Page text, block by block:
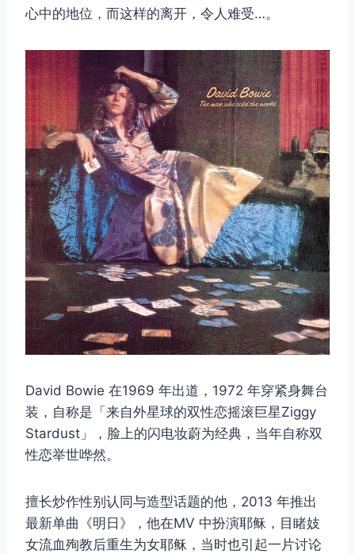
心中的地位，而这样的离开，令人难受…。
David Bowie 在1969 年出道，1972 年穿紧身舞台
装，自称是「来自外星球的双性恋摇滚巨星Ziggy
Stardust」，脸上的闪电妆蔚为经典，当年自称双
性恋举世哗然。
擅长炒作性别认同与造型话题的他，2013 年推出
最新单曲《明日》，他在MV 中扮演耶稣，目睹妓
女流血殉教后重生为女耶稣，当时也引起一片讨论